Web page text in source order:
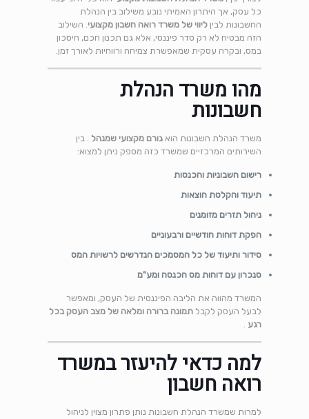
כל עסק, אך היתרון האמיתי נובע משילוב בין הנהלת
החשבונות לביןליווי של משרד רואה חשבון מקצועי. השילוב
הזה מבטיח לא רק סדר פיננסי, אלא גם תכנון חכם, חיסכון
במס, ובקרה עסקית שמאפשרת צמיחה ורווחיות לאורך זמן.
מהו משרד הנהלת
חשבונות
משרד הנהלת חשבונות הואגורם מקצועי שמנהל . בין
השירותים המרכזיים שמשרד כזה מספק ניתן למצוא:
רישום חשבוניות והכנסות
תיעוד והקלטת הוצאות
ניהול תזרים מזומנים
הפקת דוחות חודשיים ורבעוניים
סידור ותיעוד של כל המסמכים הנדרשים לרשויות המס
סנכרון עם דוחות מס הכנסה ומע"מ
המשרד מהווה את הליבה הפיננסית של העסק, ומאפשר
לבעל העסק לקבלתמונה ברורה ומלאה של מצב העסק בכל
רגע .
למה כדאי להיעזר במשרד
רואה חשבון
למרות שמשרד הנהלת חשבונות נותן פתרון מצוין לניהול